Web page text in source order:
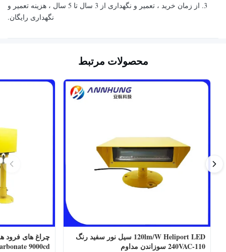
3. از زمان خرید ، تعمیر و نگهداری از 3 سال تا 5 سال ، هزینه تعمیر و
نگهداری رایگان.
محصولات مرتبط
120lm/W Heliport LED سیل نور سفید رنگ
110-240VAC سوزاندن مداوم
9000cd